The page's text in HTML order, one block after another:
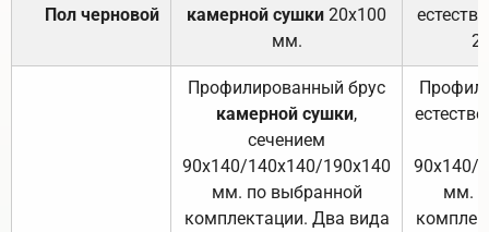
Пол черновой
камерной сушки 20х100
мм.
Профилированный брус
камерной сушки,
сечением
90х140/140х140/190х140
мм. по выбранной
комплектации. Два вида
90х140/
мм.